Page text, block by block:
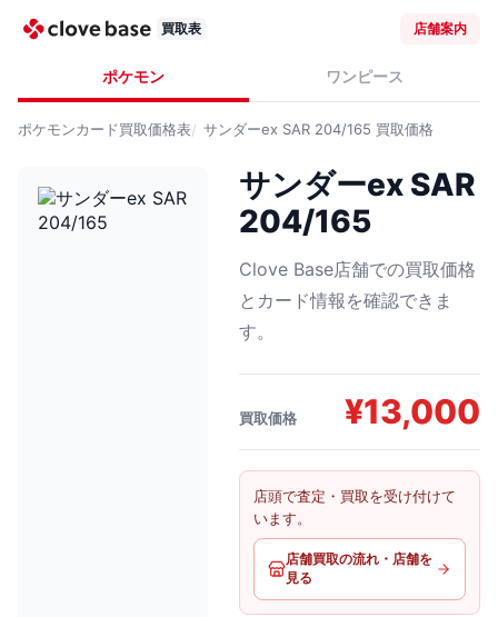
買取表 店舗案内
ポケモン ワンピース
ポケモンカード買取価格表 サンダーex SAR 204/165 買取価格
サンダーex SAR
204/165
Clove Base店舗での買取価格
とカード情報を確認できま
す。
買取価格 ¥13,000
店頭で査定・買取を受け付けて
います。
店舗買取の流れ・店舗を
見る